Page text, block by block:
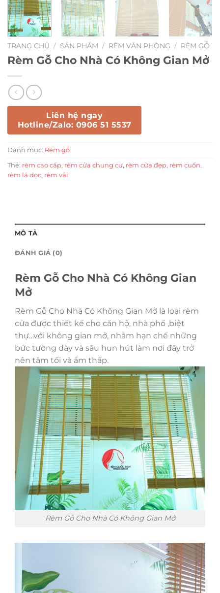
TRANG CHỦ / SẢN PHẨM / RÈM VĂN PHÒNG / RÈM GỖ
Rèm Gỗ Cho Nhà Có Không Gian Mở
Liên hệ ngay
Hotline/Zalo: 0906 51 5537
Danh mục: Rèm gỗ
Thẻ: rèm cao cấp, rèm cửa chung cư, rèm cửa đẹp, rèm cuốn,
rèm lá dọc, rèm vải
MÔ TẢ
ĐÁNH GIÁ (0)
Rèm Gỗ Cho Nhà Có Không Gian
Mở
Rèm Gỗ Cho Nhà Có Không Gian Mở là loại rèm
cửa được thiết kế cho căn hộ, nhà phố ,biệt
thự…với không gian mở, nhằm hạn chế những
bức tường dày và sâu hun hút làm nơi đây trở
nên tăm tối và ẩm thấp.
Rèm Gỗ Cho Nhà Có Không Gian Mở